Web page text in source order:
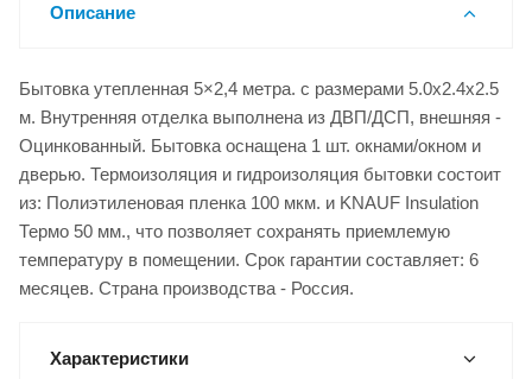
Описание
Бытовка утепленная 5×2,4 метра. с размерами 5.0x2.4x2.5
м. Внутренняя отделка выполнена из ДВП/ДСП, внешняя -
Оцинкованный. Бытовка оснащена 1 шт. окнами/окном и
дверью. Термоизоляция и гидроизоляция бытовки состоит
из: Полиэтиленовая пленка 100 мкм. и KNAUF Insulation
Термо 50 мм., что позволяет сохранять приемлемую
температуру в помещении. Срок гарантии составляет: 6
месяцев. Страна производства - Россия.
Характеристики